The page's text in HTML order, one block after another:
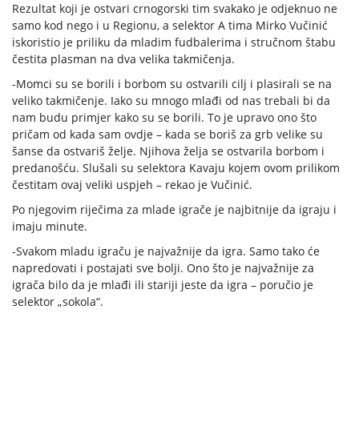
Rezultat koji je ostvari crnogorski tim svakako je odjeknuo ne
samo kod nego i u Regionu, a selektor A tima Mirko Vučinić
iskoristio je priliku da mladim fudbalerima i stručnom štabu
čestita plasman na dva velika takmičenja.
-Momci su se borili i borbom su ostvarili cilj i plasirali se na
veliko takmičenje. Iako su mnogo mlađi od nas trebali bi da
nam budu primjer kako su se borili. To je upravo ono što
pričam od kada sam ovdje – kada se boriš za grb velike su
šanse da ostvariš želje. Njihova želja se ostvarila borbom i
predanošću. Slušali su selektora Kavaju kojem ovom prilikom
čestitam ovaj veliki uspjeh – rekao je Vučinić.
Po njegovim riječima za mlade igrače je najbitnije da igraju i
imaju minute.
-Svakom mladu igraču je najvažnije da igra. Samo tako će
napredovati i postajati sve bolji. Ono što je najvažnije za
igrača bilo da je mlađi ili stariji jeste da igra – poručio je
selektor „sokola“.